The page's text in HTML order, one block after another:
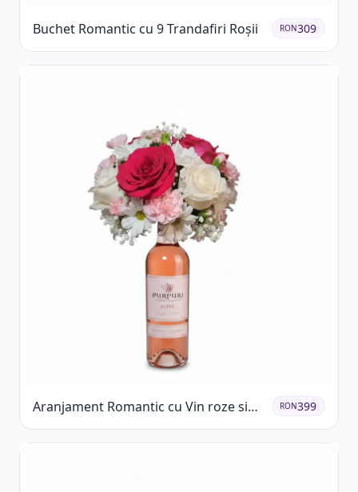
Buchet Romantic cu 9 Trandafiri Roșii RON309
Aranjament Romantic cu Vin roze si
Flori pastel
RON399